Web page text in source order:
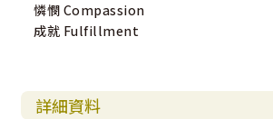
憐憫 Compassion
成就 Fulfillment
詳細資料